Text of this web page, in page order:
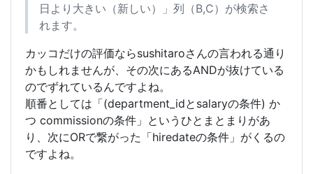
日より大きい（新しい）」列（B,C）が検索さ
れます。
カッコだけの評価ならsushitaroさんの言われる通り
かもしれませんが、その次にあるANDが抜けている
のでずれているんですよね。
順番としては「(department_idとsalaryの条件) か
つ commissionの条件」というひとまとまりがあ
り、次にORで繋がった「hiredateの条件」がくるの
ですよね。